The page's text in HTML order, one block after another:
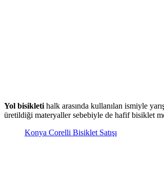
Yol bisikleti halk arasında kullanılan ismiyle
üretildiği materyaller sebebiyle de hafif bisiklet
Konya Corelli Bisiklet Satışı